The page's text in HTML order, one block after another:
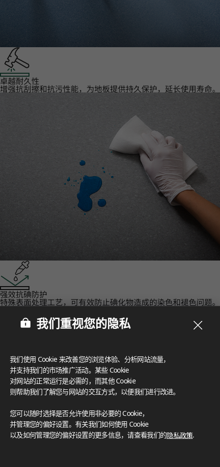
卓越耐久性‌
增强抗刮擦和抗污性能，为地板提供持久保护，延长使用寿命。
强效抗碘防护‌
特殊表面处理工艺，可有效防止碘化物造成的染色和褪色问题。
认证
FloorScore
Certification for indoor air quality, ensuring low emissions o
f volatile organic compounds (VOCs), contributing to a healt
hier indoor environment.
Environmental Product Declaration
Verified by SCS Global Services, this certification demonstra
我们重视您的隐私
我们使用 Cookie 来改善您的浏览体验、分析网站流量，
并支持我们的市场推广活动。某些 Cookie
对网站的正常运行是必需的，而其他 Cookie
则帮助我们了解您与网站的交互方式，以便我们进行改进。
您可以随时选择是否允许使用非必要的 Cookie，
并管理您的偏好设置。有关我们如何使用 Cookie
以及如何管理您的偏好设置的更多信息，请查看我们的隐私政策.